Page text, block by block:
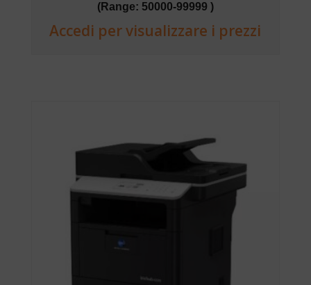
(Range: 50000-99999 )
Accedi per visualizzare i prezzi